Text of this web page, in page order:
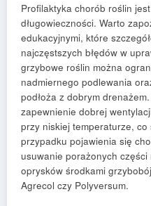
Profilaktyka chorób roślin
długowieczności. Warto
edukacyjnymi, które
najczęstszych błędów w
grzybowe roślin można
nadmiernego podlewania
podłoża z dobrym
zapewnienie dobrej
przy niskiej temperaturze,
przypadku pojawienia się
usuwanie porażonych
oprysków środkami
Agrecol czy Polyversum.